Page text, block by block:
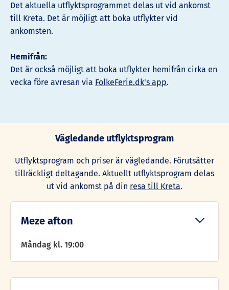
Det aktuella utflyktsprogrammet delas ut vid ankomst
till Kreta. Det är möjligt att boka utflykter vid
ankomsten.
Hemifrån:
Det är också möjligt att boka utflykter hemifrån cirka en
vecka före avresan via FolkeFerie.dk's app.
Vägledande utflyktsprogram
Utflyktsprogram och priser är vägledande. Förutsätter
tillräckligt deltagande. Aktuellt utflyktsprogram delas
ut vid ankomst på din resa till Kreta.
Meze afton
Måndag kl. 19:00
Se fram emot veckans trevligaste kväll och njut av